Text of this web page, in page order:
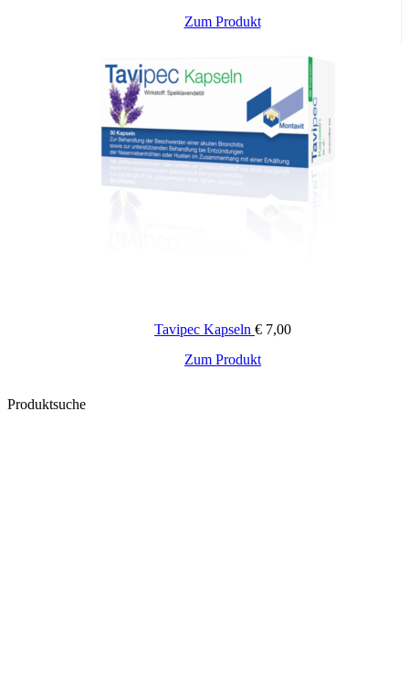
Die
der
Produktseite
gewählt
werden
Zum Produkt
Tavipec Kapseln € 7,00
Zum Produkt
Produktsuche